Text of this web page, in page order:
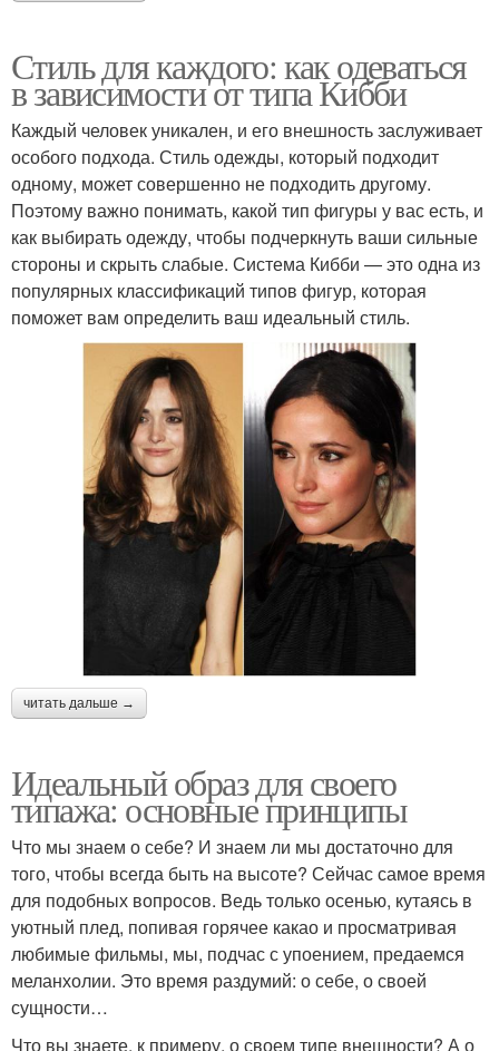
Стиль для каждого: как одеваться
в зависимости от типа Кибби
Каждый человек уникален, и его внешность заслуживает
особого подхода. Стиль одежды, который подходит
одному, может совершенно не подходить другому.
Поэтому важно понимать, какой тип фигуры у вас есть, и
как выбирать одежду, чтобы подчеркнуть ваши сильные
стороны и скрыть слабые. Система Кибби — это одна из
популярных классификаций типов фигур, которая
поможет вам определить ваш идеальный стиль.
читать дальше →
Идеальный образ для своего
типажа: основные принципы
Что мы знаем о себе? И знаем ли мы достаточно для
того, чтобы всегда быть на высоте? Сейчас самое время
для подобных вопросов. Ведь только осенью, кутаясь в
уютный плед, попивая горячее какао и просматривая
любимые фильмы, мы, подчас с упоением, предаемся
меланхолии. Это время раздумий: о себе, о своей
сущности…
Что вы знаете, к примеру, о своем типе внешности? А о